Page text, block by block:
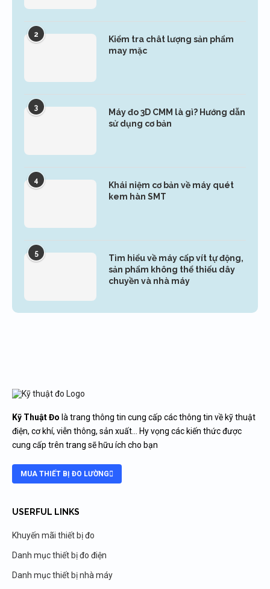
2
Kiểm tra chât lượng sản phẩm
may mặc
3
Máy đo 3D CMM là gì? Hướng dẫn
sử dụng cơ bản
4
Khái niệm cơ bản về máy quét
kem hàn SMT
5
Tìm hiểu về máy cấp vít tự động,
sản phẩm không thể thiếu dây
chuyền và nhà máy
Kỹ Thuật Đo là trang thông tin cung cấp các thông tin về kỹ thuật
điện, cơ khí, viễn thông, sản xuất… Hy vọng các kiến thức được
cung cấp trên trang sẽ hữu ích cho bạn
MUA THIẾT BỊ ĐO LƯỜNG
USERFUL LINKS
Khuyến mãi thiết bị đo
Danh mục thiết bị đo điện
Danh mục thiết bị nhà máy